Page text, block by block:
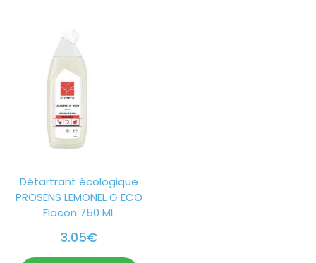
Détartrant écologique
PROSENS LEMONEL G ECO
Flacon 750 ML
3.05€